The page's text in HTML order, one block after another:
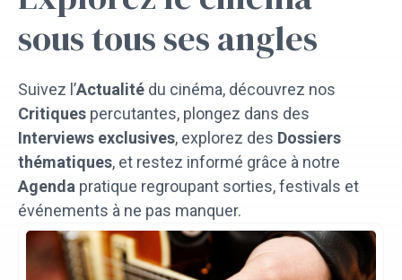
sous tous ses angles
Suivez l’Actualité du cinéma, découvrez nos
Critiques percutantes, plongez dans des
Interviews exclusives, explorez des Dossiers
thématiques, et restez informé grâce à notre
Agenda pratique regroupant sorties, festivals et
événements à ne pas manquer.